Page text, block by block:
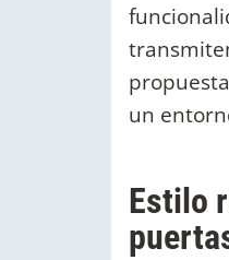
un
Estilo